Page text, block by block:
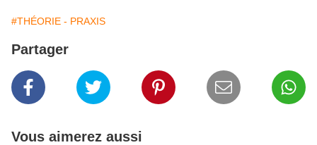
#THÉORIE - PRAXIS
Partager
Vous aimerez aussi